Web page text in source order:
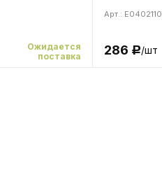
Ожидается
поставка
Арт.: E0402110
286 Р/шт